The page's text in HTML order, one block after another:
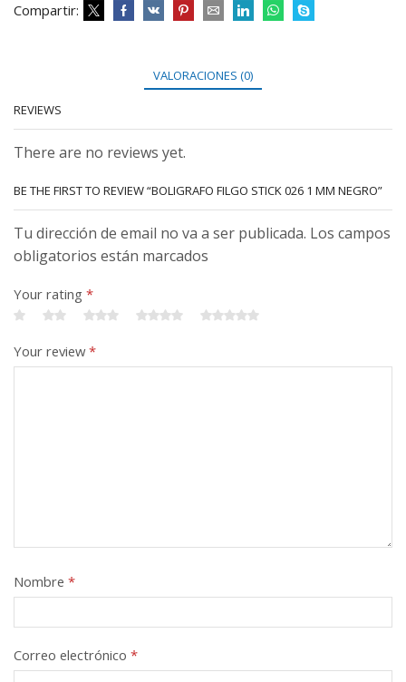
Compartir:
VALORACIONES (0)
REVIEWS
There are no reviews yet.
BE THE FIRST TO REVIEW “BOLIGRAFO FILGO STICK 026 1 MM NEGRO”
Tu dirección de email no va a ser publicada. Los campos
obligatorios están marcados
Your rating *
Your review*
Nombre *
Correo electrónico *